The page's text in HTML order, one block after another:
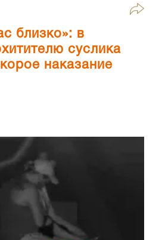
близко»: в
суслика
наказание